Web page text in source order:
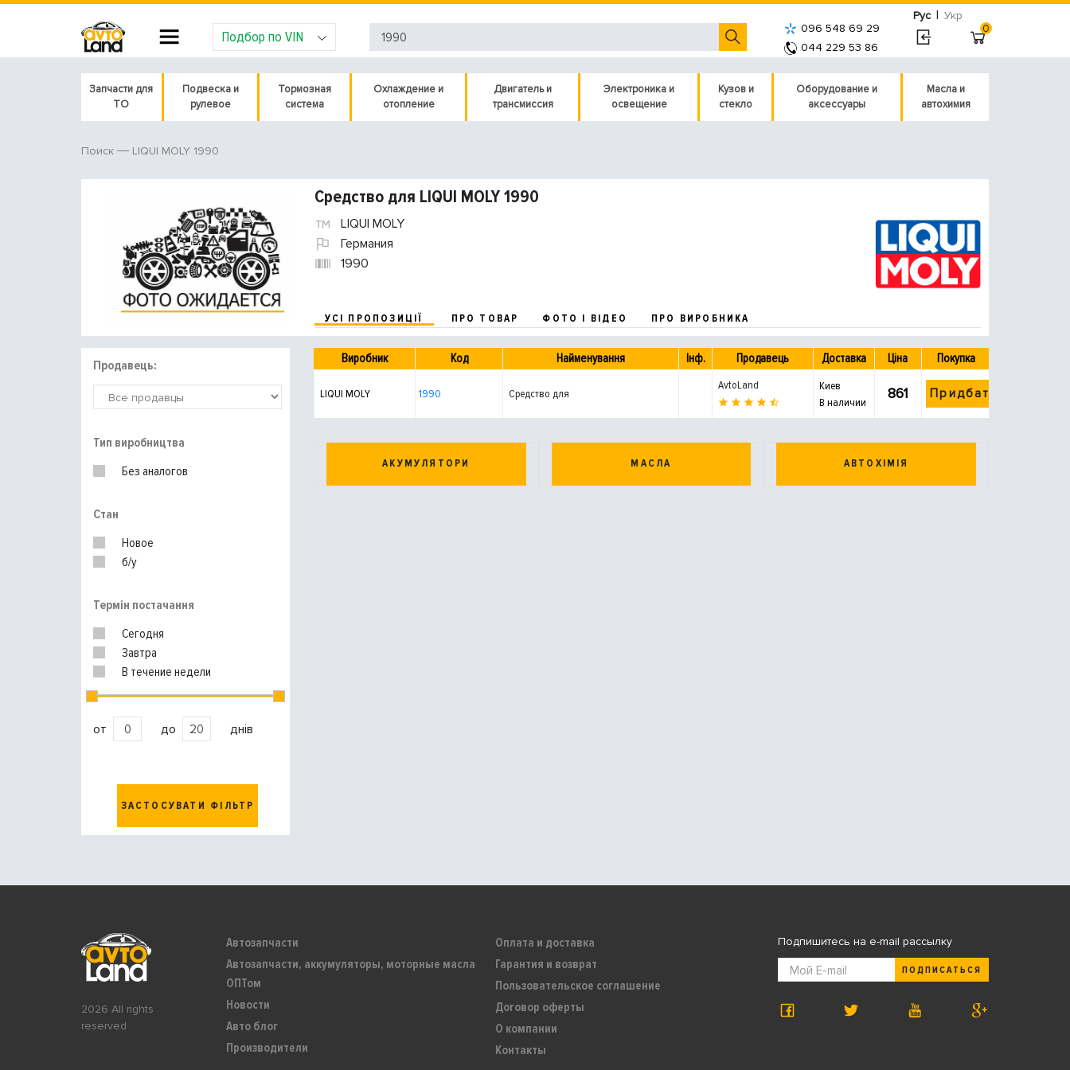
Рус | Укр
Подбор по VIN
096 548 69 29
044 229 53 86
0
Запчасти для
ТО
Подвеска и
рулевое
Тормозная
система
Охлаждение и
отопление
Двигатель и
трансмиссия
Электроника и
освещение
Кузов и
стекло
Оборудование и
аксессуары
Масла и
автохимия
Поиск LIQUI MOLY 1990
Средство для LIQUI MOLY 1990
LIQUI MOLY
Германия
1990
УСІ ПРОПОЗИЦІЇ ПРО ТОВАР ФОТО І ВІДЕО ПРО ВИРОБНИКА
Продавець:
Тип виробництва
Без аналогов
Стан
Новое
б/у
Термін постачання
Сегодня
Завтра
В течение недели
от до днів
ЗАСТОСУВАТИ ФІЛЬТР
Виробник Код Найменування Інф. Продавець Доставка Ціна Покупка
LIQUI MOLY 1990 Средство для
AvtoLand
Киев
В наличии
861 Придбати
АКУМУЛЯТОРИ МАСЛА АВТОХІМІЯ
2026 All rights
reserved
Автозапчасти
Автозапчасти, аккумуляторы, моторные масла
ОПТом
Новости
Авто блог
Производители
Оплата и доставка
Гарантия и возврат
Пользовательское соглашение
Договор оферты
О компании
Контакты
Подпишитесь на e-mail рассылку
ПОДПИСАТЬСЯ